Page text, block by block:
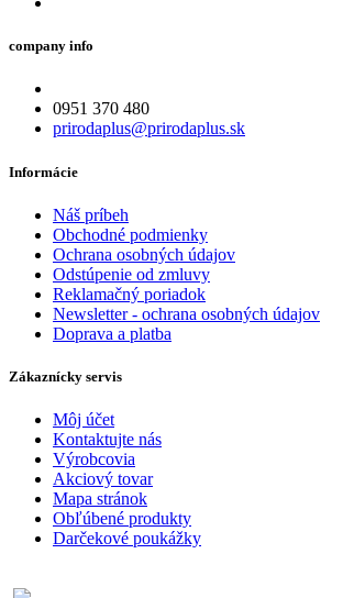
company info
0951 370 480
prirodaplus@prirodaplus.sk
Informácie
Náš príbeh
Obchodné podmienky
Ochrana osobných údajov
Odstúpenie od zmluvy
Reklamačný poriadok
Newsletter - ochrana osobných údajov
Doprava a platba
Zákaznícky servis
Môj účet
Kontaktujte nás
Výrobcovia
Akciový tovar
Mapa stránok
Obľúbené produkty
Darčekové poukážky